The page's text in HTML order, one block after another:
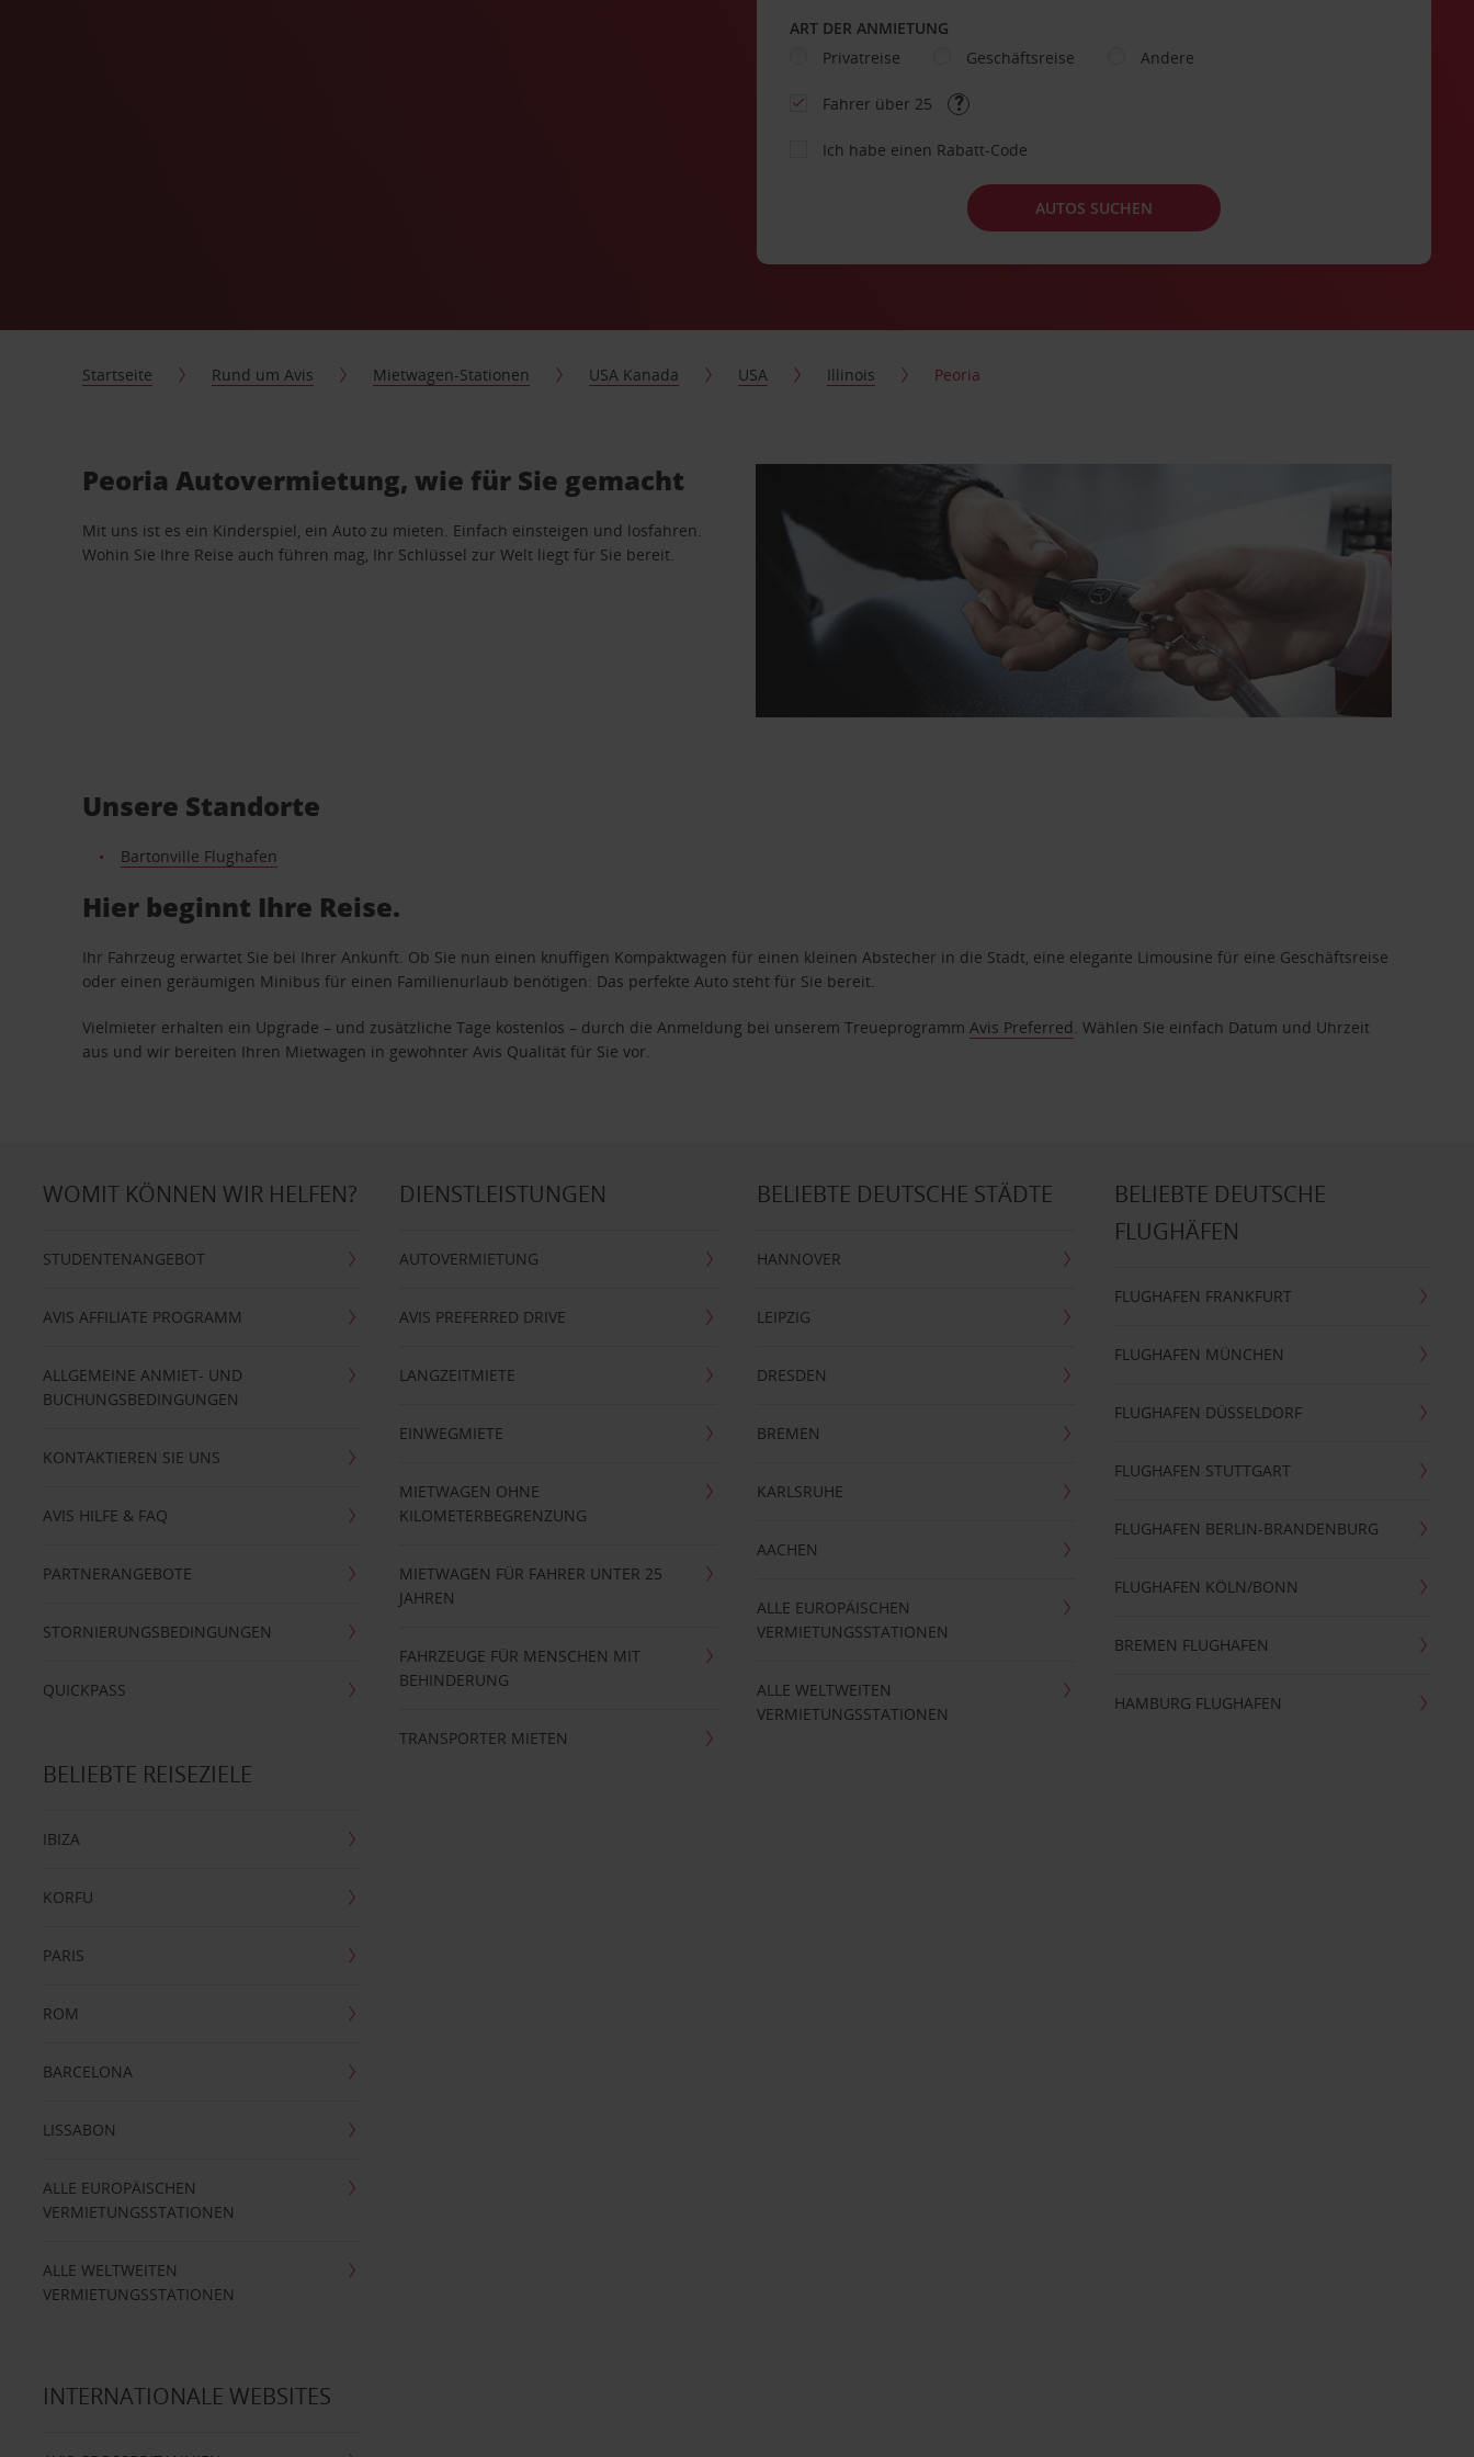
ART DER ANMIETUNG
Privatreise
Geschäftsreise Andere
Fahrer über 25
Ich habe einen Rabatt-Code
AUTOS SUCHEN
Startseite Rund um Avis Mietwagen-Stationen USA Kanada USA Illinois Peoria
Peoria Autovermietung, wie für Sie gemacht
Mit uns ist es ein Kinderspiel, ein Auto zu mieten. Einfach einsteigen und losfahren.
Wohin Sie Ihre Reise auch führen mag, Ihr Schlüssel zur Welt liegt für Sie bereit.
Unsere Standorte
Bartonville Flughafen
Hier beginnt Ihre Reise.
Ihr Fahrzeug erwartet Sie bei Ihrer Ankunft. Ob Sie nun einen knuffigen Kompaktwagen für einen kleinen Abstecher in die Stadt, eine elegante Limousine für eine Geschäftsreise
oder einen geräumigen Minibus für einen Familienurlaub benötigen: Das perfekte Auto steht für Sie bereit.
Vielmieter erhalten ein Upgrade – und zusätzliche Tage kostenlos – durch die Anmeldung bei unserem TreueprogrammAvis Preferred. Wählen Sie einfach Datum und Uhrzeit
aus und wir bereiten Ihren Mietwagen in gewohnter Avis Qualität für Sie vor.
WOMIT KÖNNEN WIR HELFEN?
STUDENTENANGEBOT
AVIS AFFILIATE PROGRAMM
ALLGEMEINE ANMIET- UND
BUCHUNGSBEDINGUNGEN
KONTAKTIEREN SIE UNS
AVIS HILFE & FAQ
PARTNERANGEBOTE
STORNIERUNGSBEDINGUNGEN
QUICKPASS
DIENSTLEISTUNGEN
AUTOVERMIETUNG
AVIS PREFERRED DRIVE
LANGZEITMIETE
EINWEGMIETE
MIETWAGEN OHNE
KILOMETERBEGRENZUNG
MIETWAGEN FÜR FAHRER UNTER 25
JAHREN
FAHRZEUGE FÜR MENSCHEN MIT
BEHINDERUNG
TRANSPORTER MIETEN
BELIEBTE DEUTSCHE STÄDTE
HANNOVER
LEIPZIG
DRESDEN
BREMEN
KARLSRUHE
AACHEN
ALLE EUROPÄISCHEN
VERMIETUNGSSTATIONEN
ALLE WELTWEITEN
VERMIETUNGSSTATIONEN
BELIEBTE DEUTSCHE
FLUGHÄFEN
FLUGHAFEN FRANKFURT
FLUGHAFEN MÜNCHEN
FLUGHAFEN DÜSSELDORF
FLUGHAFEN STUTTGART
FLUGHAFEN BERLIN-BRANDENBURG
FLUGHAFEN KÖLN/BONN
BREMEN FLUGHAFEN
HAMBURG FLUGHAFEN
BELIEBTE REISEZIELE
IBIZA
KORFU
PARIS
ROM
BARCELONA
LISSABON
ALLE EUROPÄISCHEN
VERMIETUNGSSTATIONEN
ALLE WELTWEITEN
VERMIETUNGSSTATIONEN
INTERNATIONALE WEBSITES